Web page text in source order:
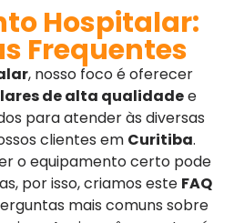
Hospitalar:
Frequentes
, nosso foco é oferecer
de alta qualidadee
para atender às diversas
clientes em Curitiba.
o equipamento certo pode
por isso, criamos este FAQ
mais comuns sobre